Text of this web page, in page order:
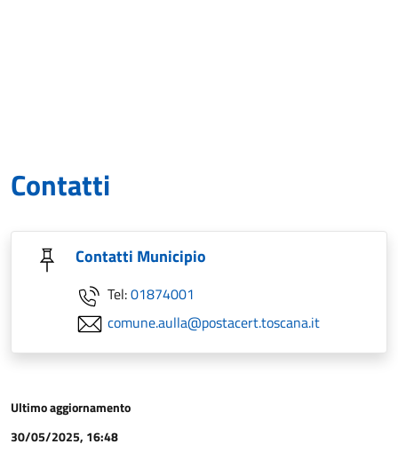
Contatti
Contatti Municipio
Tel:01874001
comune.aulla@postacert.toscana.it
Ultimo aggiornamento
30/05/2025, 16:48